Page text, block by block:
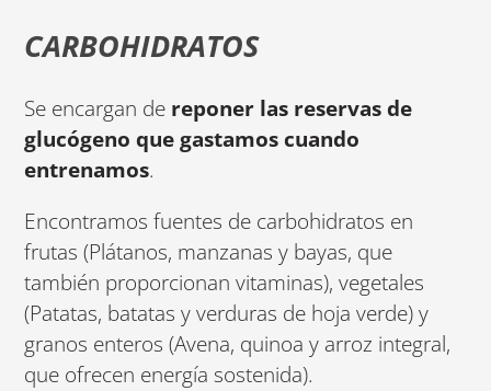
CARBOHIDRATOS
Se encargan de reponer las reservas de
glucógeno que gastamos cuando
entrenamos.
Encontramos fuentes de carbohidratos en
frutas (Plátanos, manzanas y bayas, que
también proporcionan vitaminas), vegetales
(Patatas, batatas y verduras de hoja verde) y
granos enteros (Avena, quinoa y arroz integral,
que ofrecen energía sostenida).